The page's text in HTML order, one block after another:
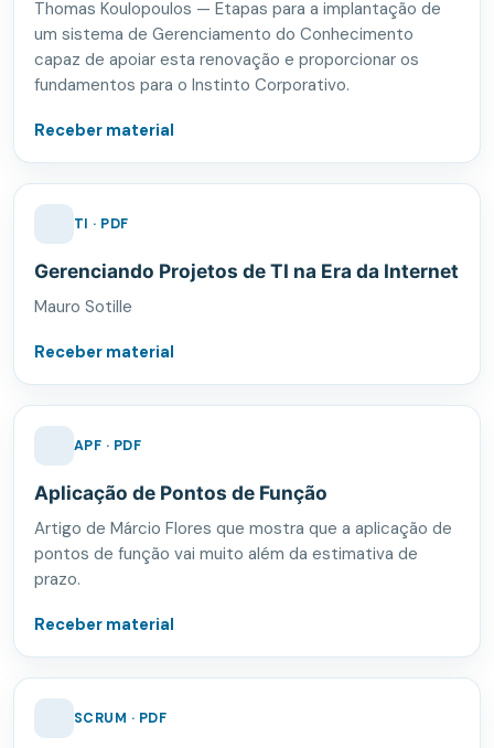
Thomas Koulopoulos — Etapas para a implantação de
um sistema de Gerenciamento do Conhecimento
capaz de apoiar esta renovação e proporcionar os
fundamentos para o Instinto Corporativo.
Receber material
TI · PDF
Gerenciando Projetos de TI na Era da Internet
Mauro Sotille
Receber material
APF · PDF
Aplicação de Pontos de Função
Artigo de Márcio Flores que mostra que a aplicação de
pontos de função vai muito além da estimativa de
prazo.
Receber material
SCRUM · PDF